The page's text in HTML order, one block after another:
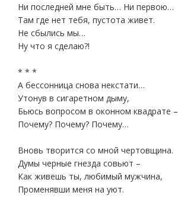
Ни последней мне быть… Ни первою…
Там где нет тебя, пустота живет.
Не сбылись мы…
Ну что я сделаю?!
* * *
А бессонница снова некстати…
Утонув в сигаретном дыму,
Бьюсь вопросом в оконном квадрате –
Почему? Почему? Почему…
Вновь творится со мной чертовщина.
Думы черные гнезда совьют –
Как живешь ты, любимый мужчина,
Променявши меня на уют.